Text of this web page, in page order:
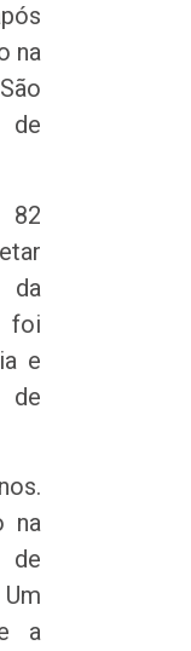
na
82
da
foi
e
de
na
de
a